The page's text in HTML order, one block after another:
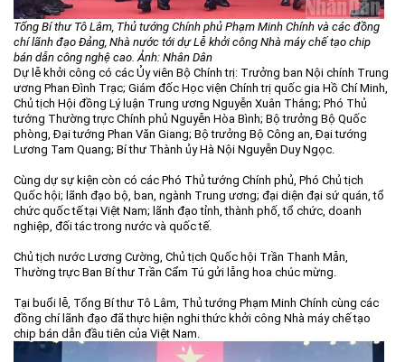
Tổng Bí thư Tô Lâm, Thủ tướng Chính phủ Phạm Minh Chính và các đồng
chí lãnh đạo Đảng, Nhà nước tới dự Lễ khởi công Nhà máy chế tạo chip
bán dẫn công nghệ cao. Ảnh: Nhân Dân
Dự lễ khởi công có các Ủy viên Bộ Chính trị: Trưởng ban Nội chính Trung
ương Phan Đình Trạc; Giám đốc Học viện Chính trị quốc gia Hồ Chí Minh,
Chủ tịch Hội đồng Lý luận Trung ương Nguyễn Xuân Thắng; Phó Thủ
tướng Thường trực Chính phủ Nguyễn Hòa Bình; Bộ trưởng Bộ Quốc
phòng, Đại tướng Phan Văn Giang; Bộ trưởng Bộ Công an, Đại tướng
Lương Tam Quang; Bí thư Thành ủy Hà Nội Nguyễn Duy Ngọc.
Cùng dự sự kiện còn có các Phó Thủ tướng Chính phủ, Phó Chủ tịch
Quốc hội; lãnh đạo bộ, ban, ngành Trung ương; đại diện đại sứ quán, tổ
chức quốc tế tại Việt Nam; lãnh đạo tỉnh, thành phố, tổ chức, doanh
nghiệp, đối tác trong nước và quốc tế.
Chủ tịch nước Lương Cường, Chủ tịch Quốc hội Trần Thanh Mẫn,
Thường trực Ban Bí thư Trần Cẩm Tú gửi lẵng hoa chúc mừng.
Tại buổi lễ, Tổng Bí thư Tô Lâm, Thủ tướng Phạm Minh Chính cùng các
đồng chí lãnh đạo đã thực hiện nghi thức khởi công Nhà máy chế tạo
chip bán dẫn đầu tiên của Việt Nam.